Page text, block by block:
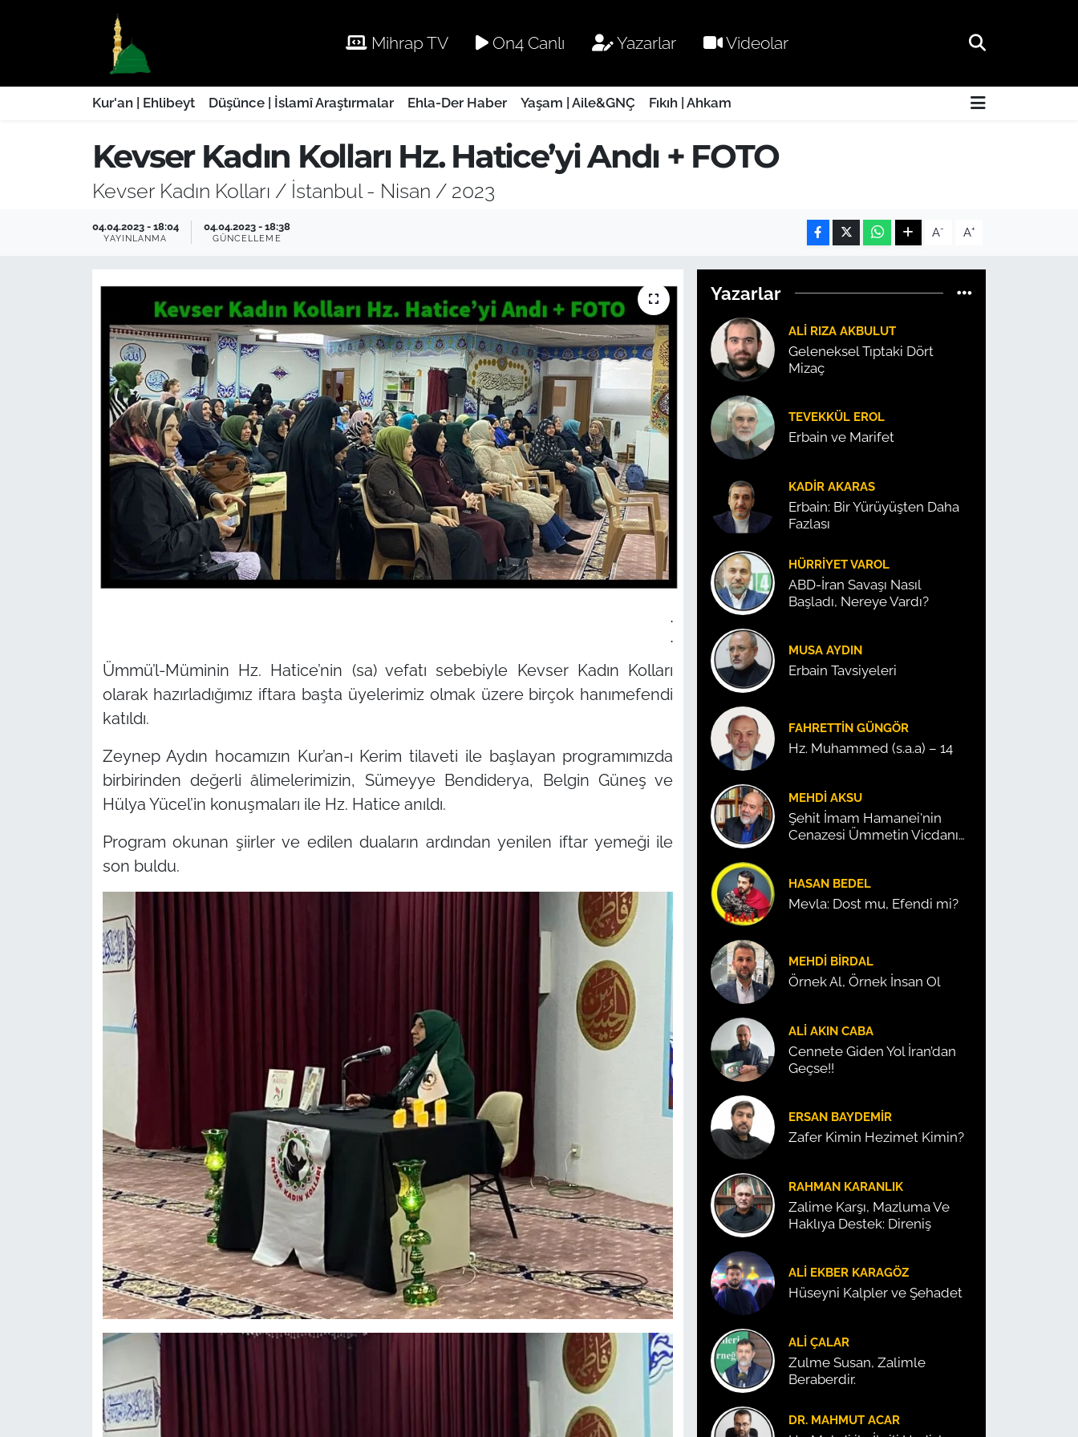
Mihrap TV On4 Canlı Yazarlar Videolar
Kur'an | Ehlibeyt Düşünce | İslamî Araştırmalar Ehla-Der Haber Yaşam | Aile&GNÇ Fıkıh | Ahkam
Kevser Kadın Kolları Hz. Hatice’yi Andı + FOTO
Kevser Kadın Kolları / İstanbul - Nisan / 2023
04.04.2023 - 18:04
YAYINLANMA
04.04.2023 - 18:38
GÜNCELLEME A- A+
.
.
Ümmü’l-Müminin Hz. Hatice’nin (sa) vefatı sebebiyle Kevser Kadın Kolları
olarak hazırladığımız iftara başta üyelerimiz olmak üzere birçok hanımefendi
katıldı.
Zeynep Aydın hocamızın Kur’an-ı Kerim tilaveti ile başlayan programımızda
birbirinden değerli âlimelerimizin, Sümeyye Bendiderya, Belgin Güneş ve
Hülya Yücel’in konuşmaları ile Hz. Hatice anıldı.
Program okunan şiirler ve edilen duaların ardından yenilen iftar yemeği ile
son buldu.
Yazarlar
ALI RIZA AKBULUT
Geleneksel Tıptaki Dört
Mizaç
TEVEKKÜL EROL
Erbain ve Marifet
KADIR AKARAS
Erbain: Bir Yürüyüşten Daha
Fazlası
HÜRRIYET VAROL
ABD-İran Savaşı Nasıl
Başladı, Nereye Vardı?
MUSA AYDIN
Erbain Tavsiyeleri
FAHRETTIN GÜNGÖR
Hz. Muhammed (s.a.a) – 14
MEHDI AKSU
Şehit İmam Hamanei'nin
Cenazesi Ümmetin Vicdanını
HASAN BEDEL
Mevla: Dost mu, Efendi mi?
MEHDI BIRDAL
Örnek Al, Örnek İnsan Ol
ALI AKIN CABA
Cennete Giden Yol İran’dan
Geçse!!
ERSAN BAYDEMIR
Zafer Kimin Hezimet Kimin?
RAHMAN KARANLIK
Zalime Karşı, Mazluma Ve
Haklıya Destek: Direniş
ALI EKBER KARAGÖZ
Hüseyni Kalpler ve Şehadet
ALI ÇALAR
Zulme Susan, Zalimle
Beraberdir.
DR. MAHMUT ACAR
Kur'an | Ehlibeyt
Düşünce | İslamî Araştırmalar
Ehla-Der Haber
Yaşam | Aile&GNÇ
Fıkıh | Ahkam
Nöbetçi Eczaneler
Hava Durumu
Trafik Durumu
Süper Lig Puan Durumu ve Fikstür
Tüm Manşetler